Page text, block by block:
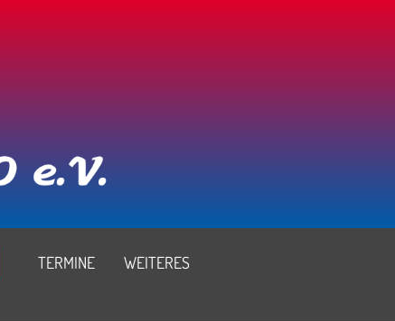
TERMINE
WEITERES